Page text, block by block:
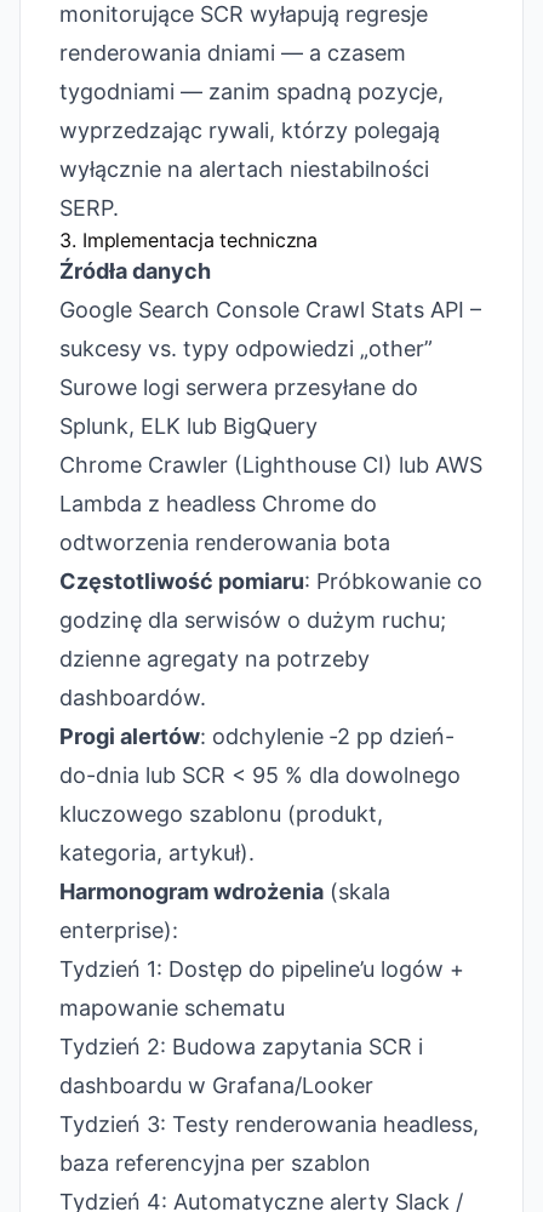
monitorujące SCR wyłapują regresje
renderowania dniami — a czasem
tygodniami — zanim spadną pozycje,
wyprzedzając rywali, którzy polegają
wyłącznie na alertach niestabilności
SERP.
3. Implementacja techniczna
Źródła danych
Google Search Console Crawl Stats API –
sukcesy vs. typy odpowiedzi „other”
Surowe logi serwera przesyłane do
Splunk, ELK lub BigQuery
Chrome Crawler (Lighthouse CI) lub AWS
Lambda z headless Chrome do
odtworzenia renderowania bota
Częstotliwość pomiaru: Próbkowanie co
godzinę dla serwisów o dużym ruchu;
dzienne agregaty na potrzeby
dashboardów.
Progi alertów: odchylenie ‑2 pp dzień-
do-dnia lub SCR < 95 % dla dowolnego
kluczowego szablonu (produkt,
kategoria, artykuł).
Harmonogram wdrożenia (skala
enterprise):
Tydzień 1: Dostęp do pipeline’u logów +
mapowanie schematu
Tydzień 2: Budowa zapytania SCR i
dashboardu w Grafana/Looker
Tydzień 3: Testy renderowania headless,
baza referencyjna per szablon
Tydzień 4: Automatyczne alerty Slack /